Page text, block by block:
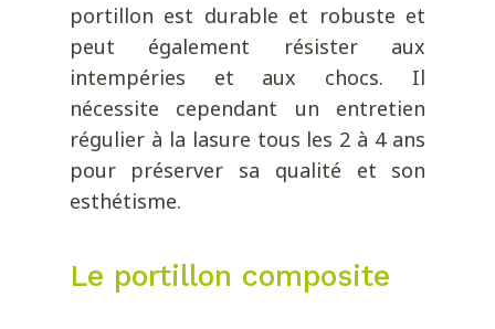
portillon est durable et robuste et
peut également résister aux
intempéries et aux chocs. Il
nécessite cependant un entretien
régulier à la lasure tous les 2 à 4 ans
pour préserver sa qualité et son
esthétisme.
Le portillon composite